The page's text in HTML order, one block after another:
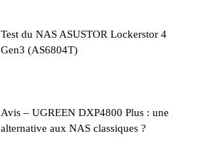
Test du NAS ASUSTOR Lockerstor 4
Gen3 (AS6804T)
Avis – UGREEN DXP4800 Plus : une
alternative aux NAS classiques ?